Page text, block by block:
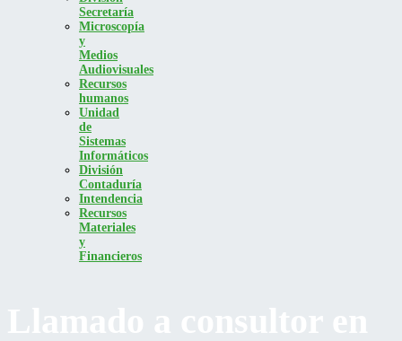
Secretaría
Microscopía
y
Medios
Audiovisuales
Recursos
humanos
Unidad
de
Sistemas
Informáticos
División
Contaduría
Intendencia
Recursos
Materiales
y
Financieros